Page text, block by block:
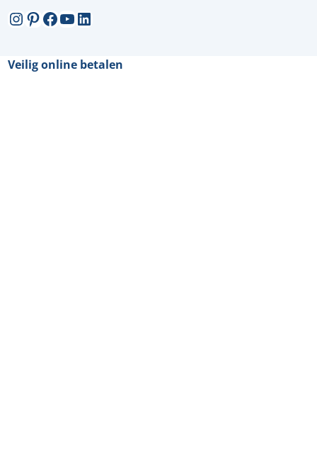
Instagram
Pinterest
Facebook
YouTube
LinkedIn
Veilig online betalen